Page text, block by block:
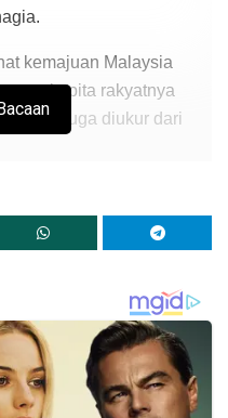
kemajuan Malaysia
perkapita rakyatnya
juga diukur dari
satu sama lain,
lain, lepas itu kita saling
tetap menyanjung tinggi
kita.
pada kita, maka
menjadi masalah dan